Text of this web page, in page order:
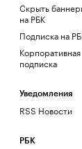
Скрыть
на РБК
Подписка на
Корпоративная
подписка
Уведомления
RSS Новости
РБК